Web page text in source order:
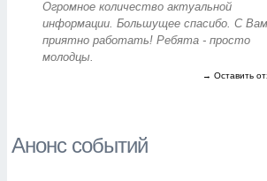
Огромное количество актуальной
информации. Большущее спасибо. С
приятно работать! Ребята - просто
молодцы.
→ Оставить
Анонс событий